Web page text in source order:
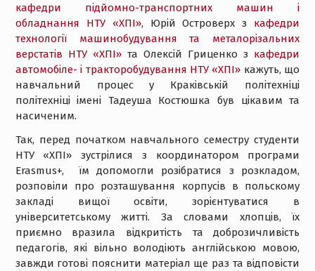
кафедри підйомно-транспортних машин і
обладнання НТУ «ХПІ», Юрій Островерх з кафедри
технології машинобудування та металорізальних
верстатів НТУ «ХПІ»та Олексій Гриценко з кафедри
автомобіле- і тракторобудування НТУ «ХПІ» кажуть, що
навчальний процес у Краківській політехніці
політехніці імені Тадеуша Костюшка був цікавим та
насиченим.
Так, перед початком навчального семестру студенти
НТУ «ХПІ» зустрілися з координатором програми
Erasmus+, їм допомогли розібратися з розкладом,
розповіли про розташування корпусів в польскому
закладі вищої освіти, зорієнтуватися в
університетському житті. За словами хлопців, їх
приємно вразила відкритість та доброзичливість
педагогів, які вільно володіють англійською мовою,
завжди готові пояснити матеріал ще раз та відповісти